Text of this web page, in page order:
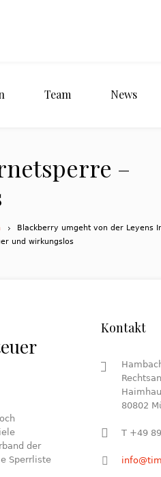
Team News
–
Blackberry umgeht von der Leyens
und wirkungslos
der
Sperrliste
Kontakt
80802
T +49